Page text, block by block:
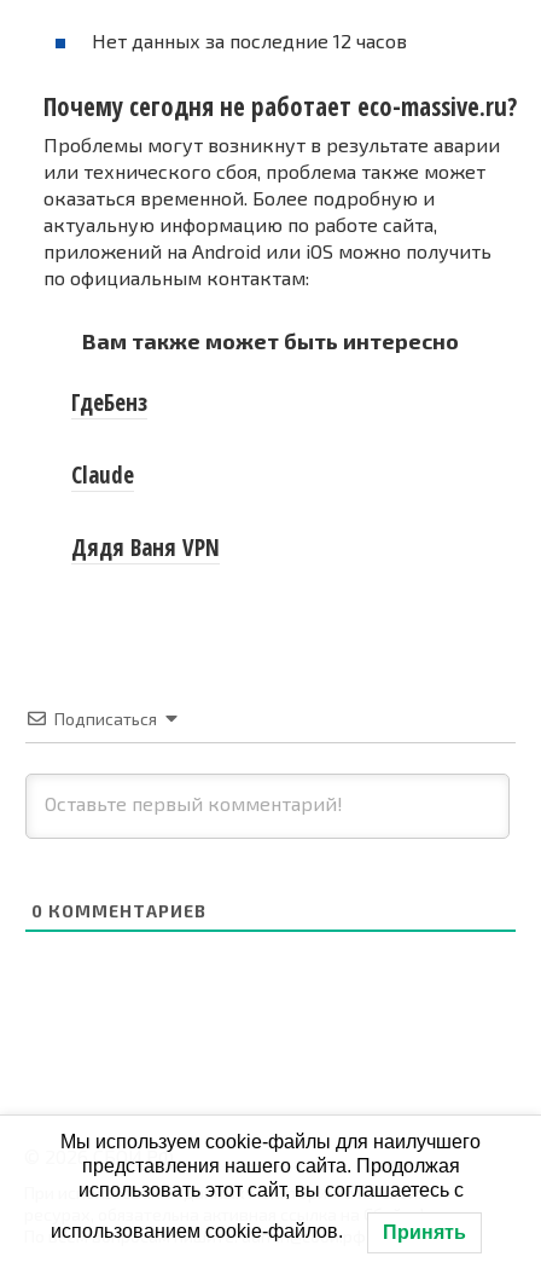
Нет данных за последние 12 часов
Почему сегодня не работает eco-massive.ru?
Проблемы могут возникнут в результате аварии
или технического сбоя, проблема также может
оказаться временной. Более подробную и
актуальную информацию по работе сайта,
приложений на Android или iOS можно получить
по официальным контактам:
Вам также может быть интересно
ГдеБенз
Claude
Дядя Ваня VPN
Подписаться
0 КОММЕНТАРИЕВ
© 2026 СБОЙ.РФ
При использовании данных мониторинга на своих
ресурах, обязательна активная ссылка на Сбой.рф
По всем вопросам пишите: admin@сбой.рф
Мы используем cookie-файлы для наилучшего
представления нашего сайта. Продолжая
использовать этот сайт, вы соглашаетесь с
использованием cookie-файлов. Принять